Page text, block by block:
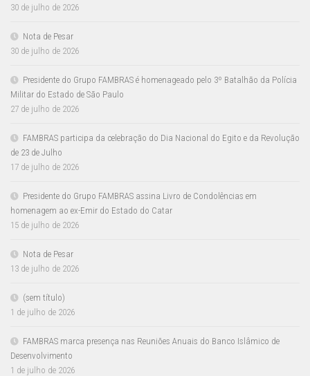
30 de julho de 2026
Nota de Pesar
30 de julho de 2026
Presidente do Grupo FAMBRAS é homenageado pelo 3º Batalhão da Polícia
Militar do Estado de São Paulo
27 de julho de 2026
FAMBRAS participa da celebração do Dia Nacional do Egito e da Revolução
de 23 de Julho
17 de julho de 2026
Presidente do Grupo FAMBRAS assina Livro de Condolências em
homenagem ao ex-Emir do Estado do Catar
15 de julho de 2026
Nota de Pesar
13 de julho de 2026
(sem título)
1 de julho de 2026
FAMBRAS marca presença nas Reuniões Anuais do Banco Islâmico de
Desenvolvimento
1 de julho de 2026